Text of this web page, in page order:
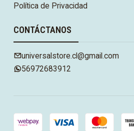
Política de Privacidad
CONTÁCTANOS
universalstore.cl@gmail.com
56972683912